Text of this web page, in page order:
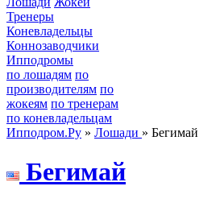
Тренеры
Коневладельцы
Коннозаводчики
Ипподромы
по лошадям по
производителям по
жокеям по тренерам
по коневладельцам
Ипподром.Ру » Лошади » Бегимай
Бегимaй